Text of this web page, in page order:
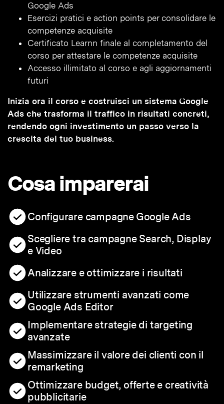
Google Ads
Esercizi pratici e action points per consolidare le
competenze acquisite
Certificato Learnn finale al completamento del
corso per attestare le competenze acquisite
Accesso illimitato al corso e agli aggiornamenti
futuri
Inizia ora il corso e costruisci un sistema Google
Ads che trasforma il traffico in risultati concreti,
rendendo ogni investimento un passo verso la
crescita del tuo business.
Cosa imparerai
Configurare campagne Google Ads
Scegliere tra campagne Search, Display
e Video
Analizzare e ottimizzare i risultati
Utilizzare strumenti avanzati come
Google Ads Editor
Implementare strategie di targeting
avanzate
Massimizzare il valore dei clienti con il
remarketing
Ottimizzare budget, offerte e creatività
pubblicitarie